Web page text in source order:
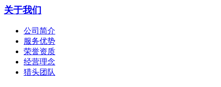
关于我们
公司简介
服务优势
荣誉资质
经营理念
猎头团队